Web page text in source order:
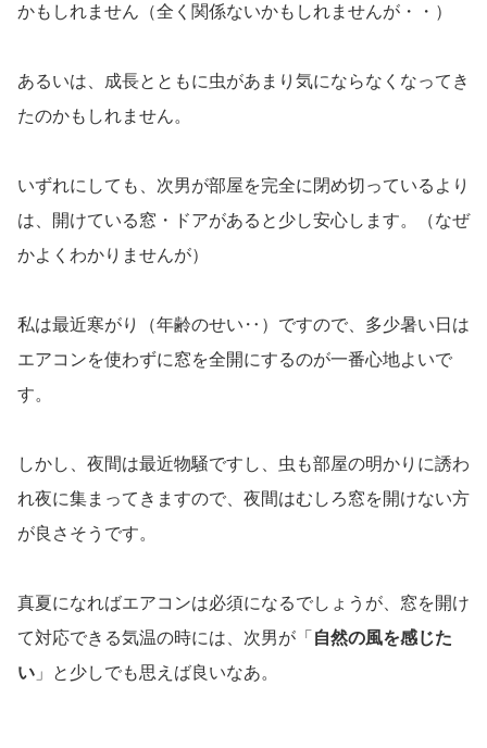
かもしれません（全く関係ないかもしれませんが・・）
あるいは、成長とともに虫があまり気にならなくなってき
たのかもしれません。
いずれにしても、次男が部屋を完全に閉め切っているより
は、開けている窓・ドアがあると少し安心します。（なぜ
かよくわかりませんが）
私は最近寒がり（年齢のせい‥）ですので、多少暑い日は
エアコンを使わずに窓を全開にするのが一番心地よいで
す。
しかし、夜間は最近物騒ですし、虫も部屋の明かりに誘わ
れ夜に集まってきますので、夜間はむしろ窓を開けない方
が良さそうです。
真夏になればエアコンは必須になるでしょうが、窓を開け
て対応できる気温の時には、次男が「 自然の風を感じた
い 」と少しでも思えば良いなあ。